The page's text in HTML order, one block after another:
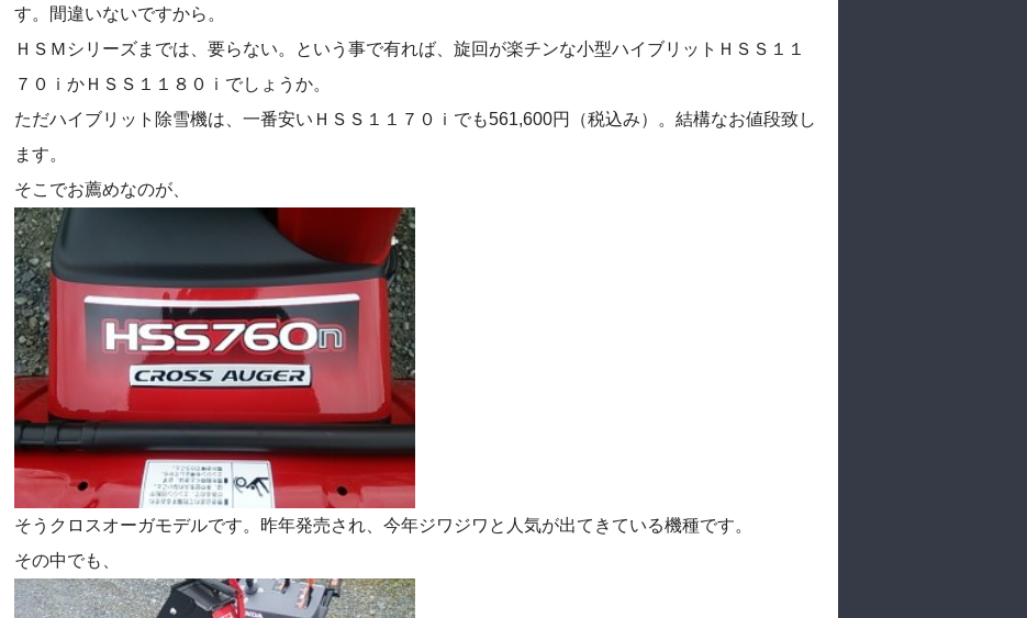
す。間違いないですから。
ＨＳＭシリーズまでは、要らない。という事で有れば、旋回が楽チンな小型ハイブリットＨＳＳ１１
７０ｉかＨＳＳ１１８０ｉでしょうか。
ただハイブリット除雪機は、一番安いＨＳＳ１１７０ｉでも561,600円（税込み）。結構なお値段致し
ます。
そこでお薦めなのが、
そうクロスオーガモデルです。昨年発売され、今年ジワジワと人気が出てきている機種です。
その中でも、